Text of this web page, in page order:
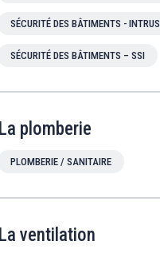
SÉCURITÉ DES BÂTIMENTS -
SÉCURITÉ DES BÂTIMENTS – SSI
La plomberie
PLOMBERIE / SANITAIRE
La ventilation